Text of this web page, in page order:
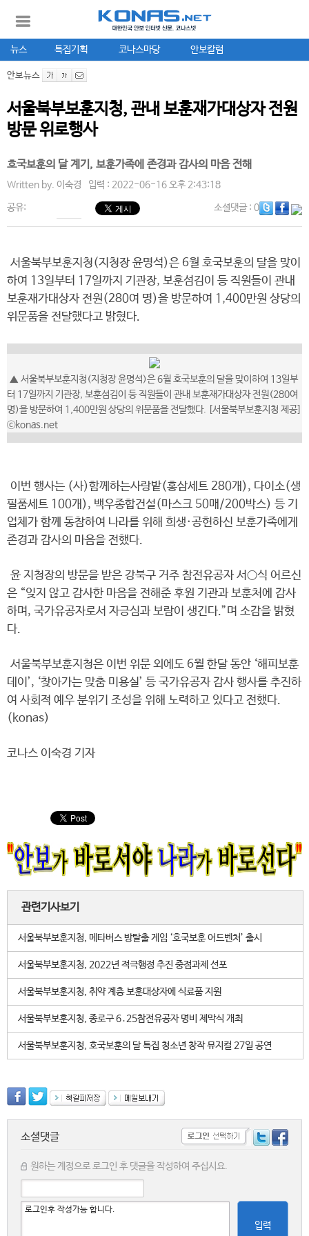
뉴스 특집기획 코나스마당 안보칼럼
안보뉴스
서울북부보훈지청, 관내 보훈재가대상자 전원
방문 위로행사
호국보훈의 달 계기, 보훈가족에 존경과 감사의 마음 전해
Written by. 이숙경 입력 : 2022-06-16 오후 2:43:18
공유: 소셜댓글: 0
서울북부보훈지청(지청장 윤명석)은 6월 호국보훈의 달을 맞이
하여 13일부터 17일까지 기관장, 보훈섬김이 등 직원들이 관내
보훈재가대상자 전원(280여 명)을 방문하여 1,400만원 상당의
위문품을 전달했다고 밝혔다.
▲ 서울북부보훈지청(지청장 윤명석)은 6월 호국보훈의 달을 맞이하여 13일부
터 17일까지 기관장, 보훈섬김이 등 직원들이 관내 보훈재가대상자 전원(280여
명)을 방문하여 1,400만원 상당의 위문품을 전달했다. [서울북부보훈지청 제공]
ⓒkonas.net
이번 행사는 (사)함께하는사랑밭(홍삼세트 280개), 다이소(생
필품세트 100개), 백우종합건설(마스크 50매/200박스) 등 기
업체가 함께 동참하여 나라를 위해 희생·공헌하신 보훈가족에게
존경과 감사의 마음을 전했다.
윤 지청장의 방문을 받은 강북구 거주 참전유공자 서○식 어르신
은 “잊지 않고 감사한 마음을 전해준 후원 기관과 보훈처에 감사
하며, 국가유공자로서 자긍심과 보람이 생긴다.”며 소감을 밝혔
다.
서울북부보훈지청은 이번 위문 외에도 6월 한달 동안 ‘해피보훈
데이’, ‘찾아가는 맞춤 미용실’ 등 국가유공자 감사 행사를 추진하
여 사회적 예우 분위기 조성을 위해 노력하고 있다고 전했다.
(konas)
코나스 이숙경 기자
관련기사보기
서울북부보훈지청, 메타버스 방탈출 게임 ‘호국보훈 어드벤처’ 출시
서울북부보훈지청, 2022년 적극행정 추진 중점과제 선포
서울북부보훈지청, 취약 계층 보훈대상자에 식료품 지원
서울북부보훈지청, 종로구 6․25참전유공자 명비 제막식 개최
서울북부보훈지청, 호국보훈의 달 특집 청소년 창작 뮤지컬 27일 공연
소셜댓글
원하는 계정으로 로그인 후 댓글을 작성하여 주십시요.
입력